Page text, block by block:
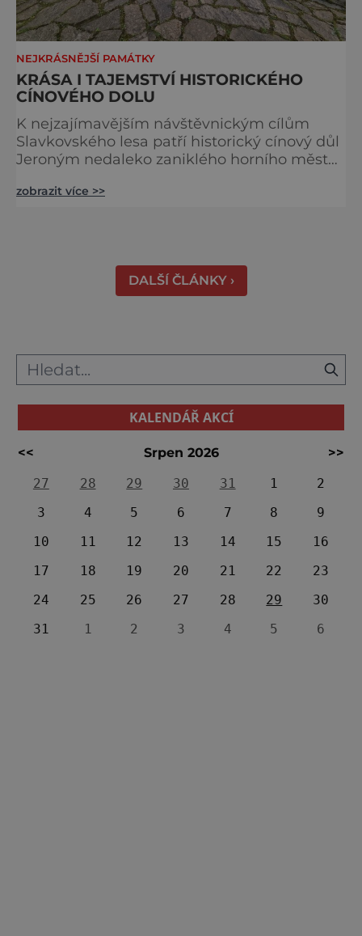
NEJKRÁSNĚJŠÍ PAMÁTKY
KRÁSA I TAJEMSTVÍ HISTORICKÉHO
CÍNOVÉHO DOLU
K nejzajímavějším návštěvnickým cílům
Slavkovského lesa patří historický cínový důl
Jeroným nedaleko zaniklého horního města
středověku. Národní kulturní památka je
práci tehdejších horníků. [gallery
ids="91631,91630,91632,91633,91634,91635,9
zobrazit více >>
DALŠÍ ČLÁNKY ›
KALENDÁŘ AKCÍ
<< Srpen 2026
>>
27
28 29 30 31 1
2
3
4 5 6 7 8
9
10
11 12 13 14 15
16
17
18 19 20 21 22
23
24
25 26 27 28 29
30
31
1 2 3 4 5 6